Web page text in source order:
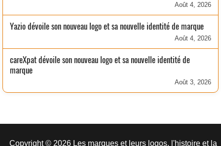
Août 4, 2026
Yazio dévoile son nouveau logo et sa nouvelle identité de marque
Août 4, 2026
careXpat dévoile son nouveau logo et sa nouvelle identité de
marque
Août 3, 2026
Copyright © 2026 Les marques et leurs logos, l'histoire et la